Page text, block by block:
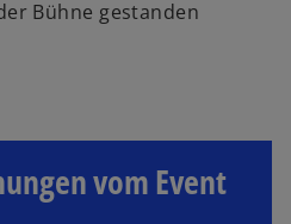
Bühne gestanden
vom Event